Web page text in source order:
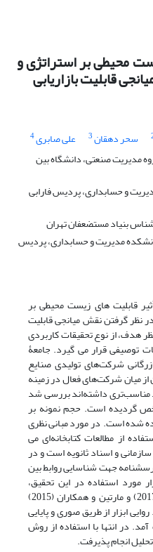
محیطی بر استراتژی و
قابلیت بازاریابی
سحر دهقان3 علی صابری4
مدیریت صنعتی، دانشگاه بین
و حسابداری، پردیس فارابی
بنیاد مستضعفان تهران
مدیریت و حسابداری، پردیس
قابلیت های زیست محیطی بر
نظر گرفتن نقش میانجی قابلیت
هدف، از نوع تحقیقات کاربردی
توصیفی قرار می گیرد. جامعۀ
شرکت‌های تولیدی صنایع
میان شرکت‌های فعال در زمینه
عملکرد مناسب‌تری داشته‌اند بررسی شد
کل جامعه آماری 550 مشخص گردیده است. حجم نمونه بر
226 نفر برآورده شده است. در مورد مبانی نظری
از مطالعات کتابخانه‌ای می
و اسناد ثانویه است و در
جهت شناسایی روابط بین
مورد استفاده در این تحقیق،
پرسشنامه‌های 25 سوالی سونگ (2017) و مارتین و همکاران (2015)
ابزار از طریق صوری و پایایی
در انتها با استفاده از روش
انجام پذیرفت.